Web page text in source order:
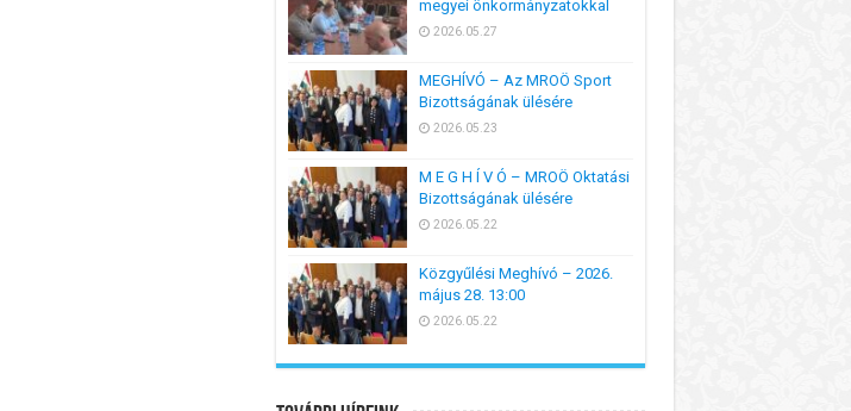
megyei önkormányzatokkal
2026.05.27
MEGHÍVÓ – Az MROÖ Sport
Bizottságának ülésére
2026.05.23
M E G H Í V Ó – MROÖ Oktatási
Bizottságának ülésére
2026.05.22
Közgyűlési Meghívó – 2026.
május 28. 13:00
2026.05.22